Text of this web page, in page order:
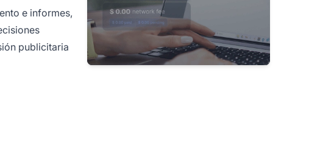
e informes,
publicitaria